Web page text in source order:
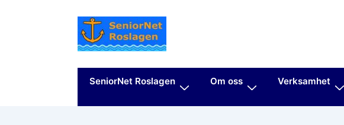
SeniorNet Roslagen Om oss Verksamhet